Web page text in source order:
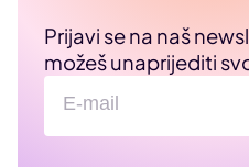
Prijavi se na naš
možeš unaprijediti